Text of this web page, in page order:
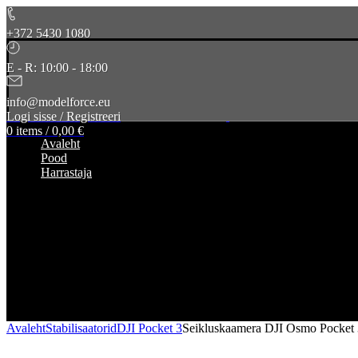
+372 5430 1080
E - R: 10:00 - 18:00
info@modelforce.eu
Logi sisse / Registreeri
0 items / 0,00 €
Avaleht
Pood
Harrastaja
AvalehtStabilisaatoridDJI Pocket 3Seikluskaamera DJI Osmo Pocket